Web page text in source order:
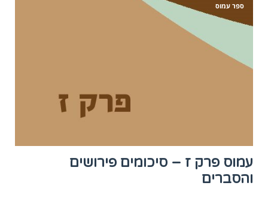
ספר עמוס
עמוס פרק ז – סיכומים פירושים
והסברים